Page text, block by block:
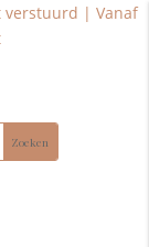
verstuurd | Vanaf